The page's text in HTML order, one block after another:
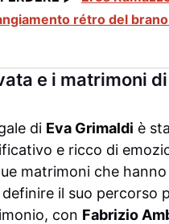
rétro del brano
e i matrimoni di
di Eva Grimaldi è
e ricco di
matrimoni che hanno
il suo percorso
con Fabrizio